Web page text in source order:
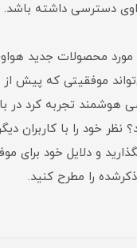
دسترسی داشته باشد.
مورد محصولات جدید
موفقیتی که پیش از
هوشمند تجربه کرد در
نظر خود را با کاربران
و دلایل خود
را مطرح کنید.